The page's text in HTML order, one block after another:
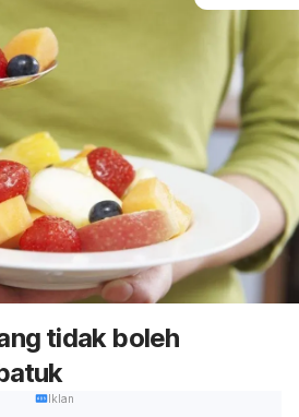
tidak boleh
Iklan